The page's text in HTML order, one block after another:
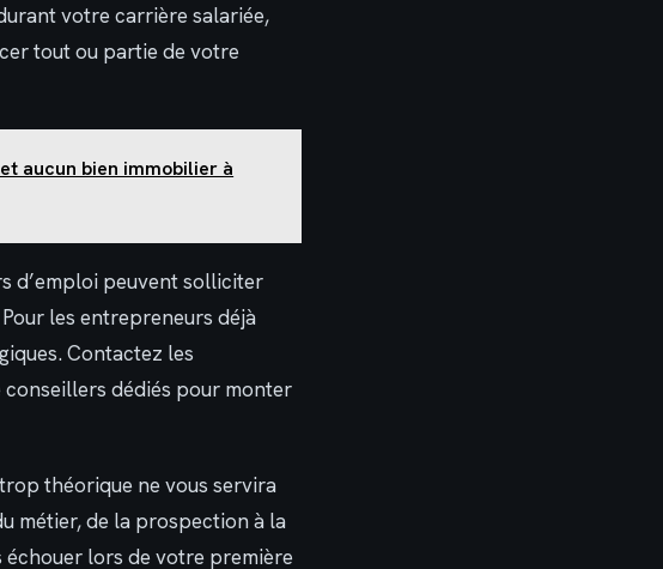
votre carrière salariée,
tout ou partie de votre
aucun bien immobilier à
d’emploi peuvent solliciter
les entrepreneurs déjà
Contactez les
dédiés pour monter
théorique ne vous servira
métier, de la prospection à la
échouer lors de votre première